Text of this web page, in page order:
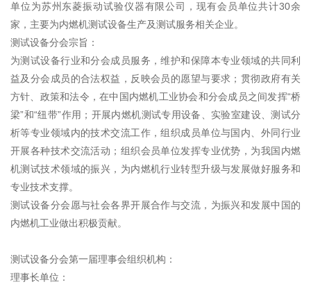
单位为苏州东菱振动试验仪器有限公司，现有会员单位共计30余
家，主要为内燃机测试设备生产及测试服务相关企业。
测试设备分会宗旨：
为测试设备行业和分会成员服务，维护和保障本专业领域的共同利
益及分会成员的合法权益，反映会员的愿望与要求；贯彻政府有关
方针、政策和法令，在中国内燃机工业协会和分会成员之间发挥“桥
梁”和“纽带”作用；开展内燃机测试专用设备、实验室建设、测试分
析等专业领域内的技术交流工作，组织成员单位与国内、外同行业
开展各种技术交流活动；组织会员单位发挥专业优势，为我国内燃
机测试技术领域的振兴，为内燃机行业转型升级与发展做好服务和
专业技术支撑。
测试设备分会愿与社会各界开展合作与交流，为振兴和发展中国的
内燃机工业做出积极贡献。
测试设备分会第一届理事会组织机构：
理事长单位：